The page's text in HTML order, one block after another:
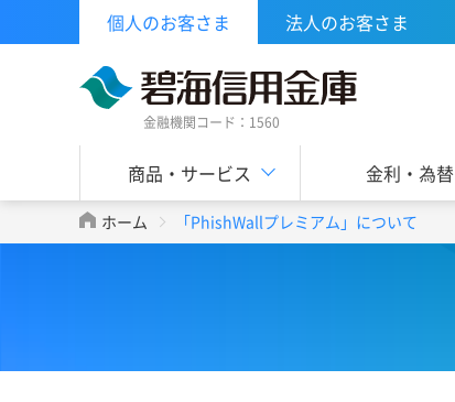
個人のお客さま 法人のお客さま
金融機関コード：1560
商品・サービス 金利・為替
ホーム 「PhishWallプレミアム」について